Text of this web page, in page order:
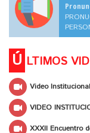
Ú LTIMOS
Video
VIDEO
XXXII Encuentro